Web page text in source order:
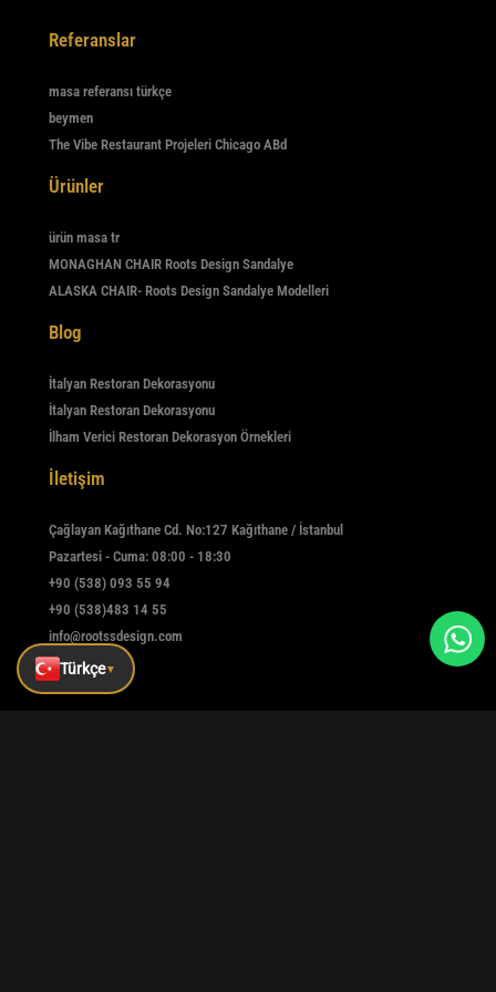
Türkçe▼
Referanslar
masa referansı türkçe
beymen
The Vibe Restaurant Projeleri Chicago ABd
Ürünler
ürün masa tr
MONAGHAN CHAIR Roots Design Sandalye
ALASKA CHAIR- Roots Design Sandalye Modelleri
Blog
İtalyan Restoran Dekorasyonu
İtalyan Restoran Dekorasyonu
İlham Verici Restoran Dekorasyon Örnekleri
İletişim
Çağlayan Kağıthane Cd. No:127 Kağıthane / İstanbul
Pazartesi - Cuma: 08:00 - 18:30
+90 (538) 093 55 94
+90 (538)483 14 55
info@rootssdesign.com
E-Bülten